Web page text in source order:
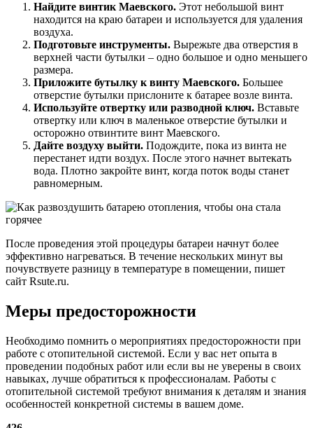
Найдите винтик Маевского. Этот небольшой винт
находится на краю батареи и используется для удаления
воздуха.
Подготовьте инструменты. Вырежьте два отверстия в
верхней части бутылки – одно большое и одно меньшего
размера.
Приложите бутылку к винту Маевского. Большее
отверстие бутылки прислоните к батарее возле винта.
Используйте отвертку или разводной ключ. Вставьте
отвертку или ключ в маленькое отверстие бутылки и
осторожно отвинтите винт Маевского.
Дайте воздуху выйти. Подождите, пока из винта не
перестанет идти воздух. После этого начнет вытекать
вода. Плотно закройте винт, когда поток воды станет
равномерным.
После проведения этой процедуры батареи начнут более
эффективно нагреваться. В течение нескольких минут вы
почувствуете разницу в температуре в помещении, пишет
сайт Rsute.ru.
Меры предосторожности
Необходимо помнить о мероприятиях предосторожности при
работе с отопительной системой. Если у вас нет опыта в
проведении подобных работ или если вы не уверены в своих
навыках, лучше обратиться к профессионалам. Работы с
отопительной системой требуют внимания к деталям и знания
особенностей конкретной системы в вашем доме.